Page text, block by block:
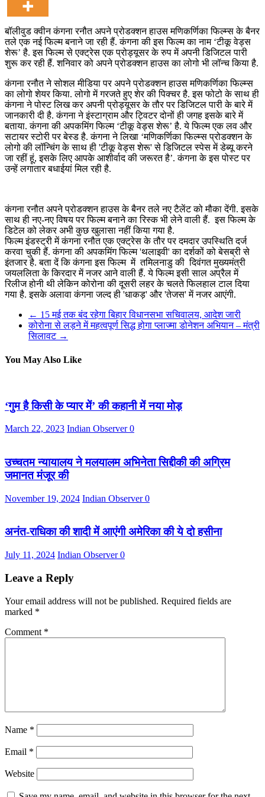
बॉलीवुड क्वीन कंगना रनौत अपने प्रोडक्शन हाउस मणिकर्णिका फिल्म्स के बैनर
तले एक नई फिल्म बनाने जा रही हैं. कंगना की इस फिल्म का नाम ‘टीकू वेड्स
शेरू’ है. इस फिल्म से एक्ट्रेस एक प्रोड्यूसर के रुप में अपनी डिजिटल पारी
शुरू कर रही हैं. शनिवार को अपने प्रोडक्शन हाउस का लोगो भी लॉन्च किया है.
कंगना रनौत ने सोशल मीडिया पर अपने प्रोडक्शन हाउस मणिकर्णिका फिल्म्स
का लोगो शेयर किया. लोगो में गरजते हुए शेर की पिक्चर है. इस फोटो के साथ ही
कंगना ने पोस्ट लिख कर अपनी प्रोड्यूसर के तौर पर डिजिटल पारी के बारे में
जानकारी दी है. कंगना ने इंस्टाग्राम और ट्विटर दोनों ही जगह इसके बारे में
बताया. कंगना की अपकमिंग फिल्म ‘टीकू वेड्स शेरू’ है. ये फिल्म एक लव और
सटायर स्टोरी पर बेस्ड है. कंगना ने लिखा ‘मणिकर्णिका फिल्म्स प्रोडक्शन के
लोगो की लॉन्चिंग के साथ ही 'टीकू वेड्स शेरू' से डिजिटल स्पेस में डेब्यू करने
जा रहीं हूं, इसके लिए आपके आशीर्वाद की जरूरत है’. कंगना के इस पोस्ट पर
उन्हें लगातार बधाईयां मिल रही है.
कंगना रनौत अपने प्रोडक्शन हाउस के बैनर तले नए टैलेंट को मौका देंगी. इसके
साथ ही नए-नए विषय पर फिल्म बनाने का रिस्क भी लेने वाली हैं. इस फिल्म के
डिटेल को लेकर अभी कुछ खुलासा नहीं किया गया है.
फिल्म इंडस्ट्री में कंगना रनौत एक एक्ट्रेस के तौर पर दमदार उपस्थिति दर्ज
करवा चुकी हैं. कंगना की अपकमिंग फिल्म 'थलाइवी' का दर्शकों को बेसब्री से
इंतजार है. बता दें कि कंगना इस फिल्‍म में तमिलनाडु की दिवंगत मुख्यमंत्री
जयलल‍िता के क‍िरदार में नजर आने वाली हैं. ये फिल्‍म इसी साल अप्रैल में
र‍िलीज होनी थी लेकिन कोरोना की दूसरी लहर के चलते फिलहाल टाल दिया
गया है. इसके अलावा कंगना जल्‍द ही 'धाकड़' और 'तेजस' में नजर आएंगी.
← 15 मई तक बंद रहेगा बिहार विधानसभा सचिवालय, आदेश जारी
कोरोना से लड़ने में महत्वपूर्ण सिद्ध होगा प्लाज्मा डोनेशन अभियान – मंत्री
सिलावट →
You May Also Like
‘गुम है किसी के प्यार में’ की कहानी में नया मोड़
March 22, 2023 Indian Observer0
उच्चतम न्यायालय ने मलयालम अभिनेता सिद्दीकी की अग्रिम
जमानत मंजूर की
November 19, 2024 Indian Observer0
अनंत-राधिका की शादी में आएंगी अमेरिका की ये दो हसीना
July 11, 2024 Indian Observer0
Leave a Reply
Your email address will not be published. Required fields are
marked *
Comment *
Name *
Email *
Website